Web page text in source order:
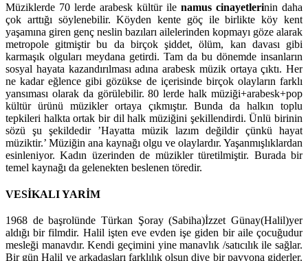
Müziklerde 70 lerde arabesk kültür ile namus cinayetlerinin daha
çok arttığı söylenebilir. Köyden kente göç ile birlikte köy kent
yaşamına giren genç neslin bazıları ailelerinden kopmayı göze alarak
metropole gitmiştir bu da birçok şiddet, ölüm, kan davası gibi
karmaşık olguları meydana getirdi. Tam da bu dönemde insanların
sosyal hayata kazandırılması adına arabesk müzik ortaya çıktı. Her
ne kadar eğlence gibi gözükse de içerisinde birçok olayların farklı
yansıması olarak da görülebilir. 80 lerde halk müziği+arabesk+pop
kültür ürünü müzikler ortaya çıkmıştır. Bunda da halkın toplu
tepkileri halkta ortak bir dil halk müziğini şekillendirdi. Ünlü birinin
sözü şu şekildedir ’Hayatta müzik lazım değildir çünkü hayat
müziktir.’ Müziğin ana kaynağı olgu ve olaylardır. Yaşanmışlıklardan
esinleniyor. Kadın üzerinden de müzikler türetilmiştir. Burada bir
temel kaynağı da gelenekten beslenen töredir.
VESİKALI YARİM
1968 de başrolünde Türkan Şoray (Sabiha)İzzet Günay(Halil)yer
aldığı bir filmdir. Halil işten eve evden işe giden bir aile çocuğudur
mesleği manavdır. Kendi geçimini yine manavlık /satıcılık ile sağlar.
Bir gün Halil ve arkadaşları farklılık olsun diye bir pavyona giderler.